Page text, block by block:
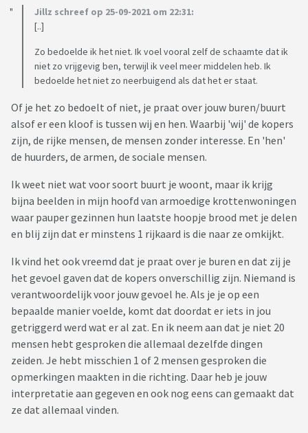
Jillz schreef op 25-09-2021 om 22:31:
[..]
Zo bedoelde ik het niet. Ik voel vooral zelf de schaamte dat ik
niet zo vrijgevig ben, terwijl ik veel meer middelen heb. Ik
bedoelde het niet zo neerbuigend als dat het er staat.
Of je het zo bedoelt of niet, je praat over jouw buren/buurt
alsof er een kloof is tussen wij en hen. Waarbij 'wij' de kopers
zijn, de rijke mensen, de mensen zonder interesse. En 'hen'
de huurders, de armen, de sociale mensen.
Ik weet niet wat voor soort buurt je woont, maar ik krijg
bijna beelden in mijn hoofd van armoedige krottenwoningen
waar pauper gezinnen hun laatste hoopje brood met je delen
en blij zijn dat er minstens 1 rijkaard is die naar ze omkijkt.
Ik vind het ook vreemd dat je praat over je buren en dat zij je
het gevoel gaven dat de kopers onverschillig zijn. Niemand is
verantwoordelijk voor jouw gevoel he. Als je je op een
bepaalde manier voelde, komt dat doordat er iets in jou
getriggerd werd wat er al zat. En ik neem aan dat je niet 20
mensen hebt gesproken die allemaal dezelfde dingen
zeiden. Je hebt misschien 1 of 2 mensen gesproken die
opmerkingen maakten in die richting. Daar heb je jouw
interpretatie aan gegeven en ook nog eens can gemaakt dat
ze dat allemaal vinden.